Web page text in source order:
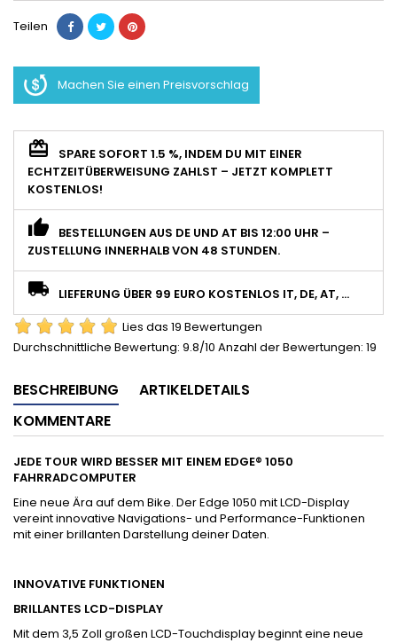
Teilen
Machen Sie einen Preisvorschlag
SPARE SOFORT 1.5 %, INDEM DU MIT EINER
ECHTZEITÜBERWEISUNG ZAHLST – JETZT KOMPLETT
KOSTENLOS!
BESTELLUNGEN AUS DE UND AT BIS 12:00 UHR –
ZUSTELLUNG INNERHALB VON 48 STUNDEN.
LIEFERUNG ÜBER 99 EURO KOSTENLOS IT, DE, AT, ...
Lies das 19 Bewertungen
Durchschnittliche Bewertung: 9.8/10 Anzahl der Bewertungen: 19
BESCHREIBUNG
ARTIKELDETAILS
KOMMENTARE
JEDE TOUR WIRD BESSER MIT EINEM EDGE® 1050
FAHRRADCOMPUTER
Eine neue Ära auf dem Bike. Der Edge 1050 mit LCD-Display
vereint innovative Navigations- und Performance-Funktionen
mit einer brillanten Darstellung deiner Daten.
INNOVATIVE FUNKTIONEN
BRILLANTES LCD-DISPLAY
Mit dem 3,5 Zoll großen LCD-Touchdisplay beginnt eine neue